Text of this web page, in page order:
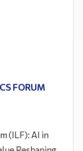
FORUM
(ILF): AI in